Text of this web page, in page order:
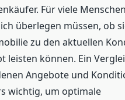
Für viele
überlegen müssen, ob
zu den aktuellen
leisten können. Ein
Angebote und
wichtig, um optimale